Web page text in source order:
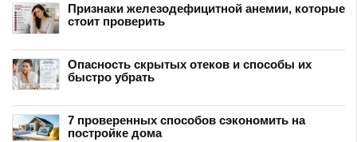
Признаки железодефицитной анемии, которые
стоит проверить
Опасность скрытых отеков и способы их
быстро убрать
7 проверенных способов сэкономить на
постройке дома